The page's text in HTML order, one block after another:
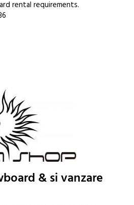
rental requirements.
& si vanzare